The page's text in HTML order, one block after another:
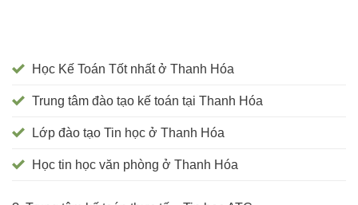
Học Kế Toán Tốt nhất ở Thanh Hóa
Trung tâm đào tạo kế toán tại Thanh Hóa
Lớp đào tạo Tin học ở Thanh Hóa
Học tin học văn phòng ở Thanh Hóa